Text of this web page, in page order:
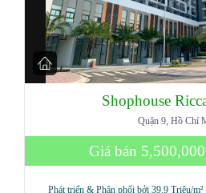
Shophouse
Quận 9, Hồ Chí
Giá bán
Phát triển & Phân phối bởi 39.9 Triệu/m²